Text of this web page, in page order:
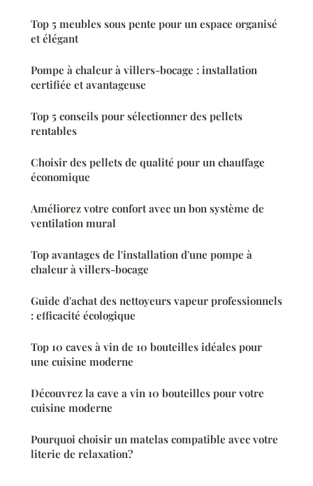
Top 5 meubles sous pente pour un espace organisé
et élégant
Pompe à chaleur à villers-bocage : installation
certifiée et avantageuse
Top 5 conseils pour sélectionner des pellets
rentables
Choisir des pellets de qualité pour un chauffage
économique
Améliorez votre confort avec un bon système de
ventilation mural
Top avantages de l'installation d'une pompe à
chaleur à villers-bocage
Guide d'achat des nettoyeurs vapeur professionnels
: efficacité écologique
Top 10 caves à vin de 10 bouteilles idéales pour
une cuisine moderne
Découvrez la cave a vin 10 bouteilles pour votre
cuisine moderne
Pourquoi choisir un matelas compatible avec votre
literie de relaxation?